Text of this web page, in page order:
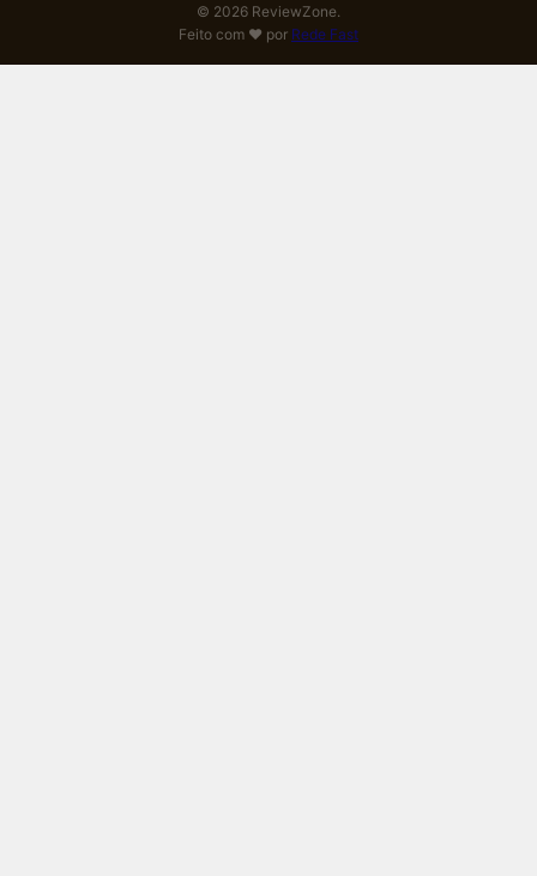
© 2026 ReviewZone.
Feito com ❤️ por Rede Fast